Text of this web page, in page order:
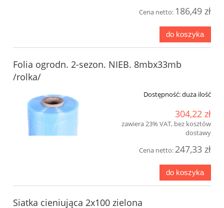
Cena netto: 186,49 zł
do koszyka
Folia ogrodn. 2-sezon. NIEB. 8mbx33mb
/rolka/
Dostępność:duża ilość
304,22 zł
zawiera 23% VAT, bez kosztów
dostawy
Cena netto: 247,33 zł
do koszyka
Siatka cieniująca 2x100 zielona